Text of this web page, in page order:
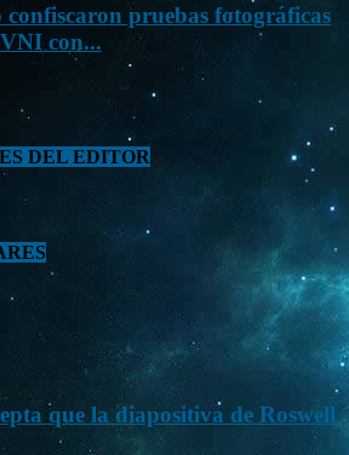
confiscaron pruebas fotográficas
con...
DEL EDITOR
que la diapositiva de Roswell